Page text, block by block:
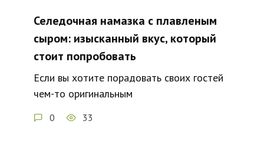
Селедочная намазка с плавленым
сыром: изысканный вкус, который
стоит попробовать
Если вы хотите порадовать своих гостей
чем-то оригинальным
0 33